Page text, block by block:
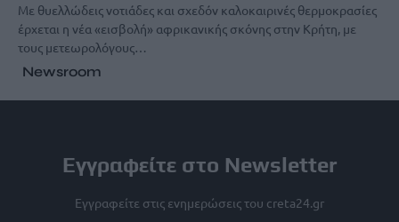
Με θυελλώδεις νοτιάδες και σχεδόν καλοκαιρινές θερμοκρασίες
έρχεται η νέα «εισβολή» αφρικανικής σκόνης στην Κρήτη, με
τους μετεωρολόγους…
Newsroom
Εγγραφείτε στο Newsletter
Εγγραφείτε στις ενημερώσεις του creta24.gr